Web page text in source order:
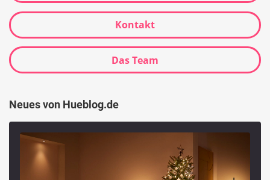
Kontakt
Das Team
Neues von Hueblog.de